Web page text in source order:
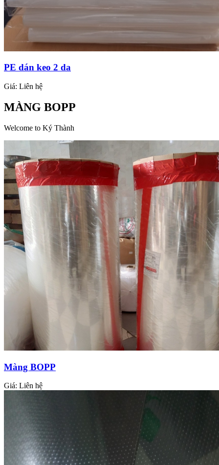
PE dán keo 2 da
Giá: Liên hệ
MÀNG BOPP
Welcome to Ký Thành
Màng BOPP
Giá: Liên hệ